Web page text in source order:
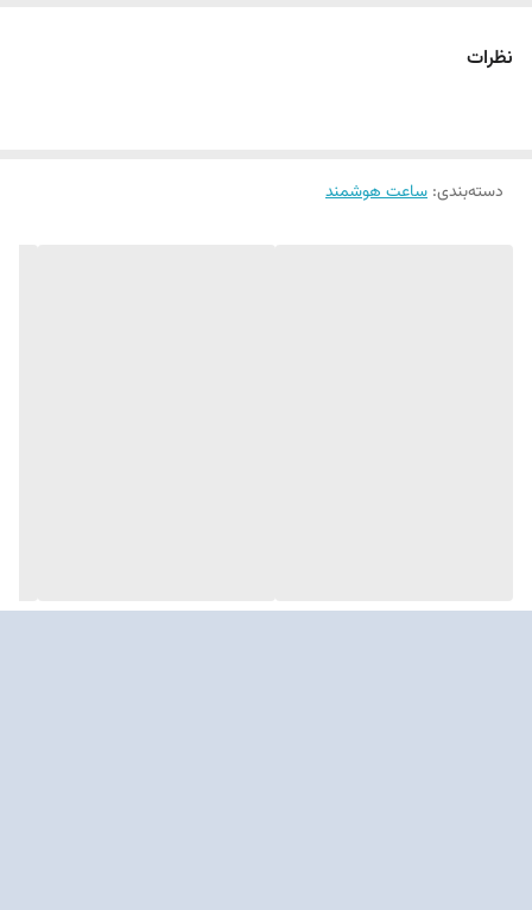
باعث می‌شود تا در حین حرکت یا کار، آزادی عمل کامل داشته باشید.
نظرات
دسته‌بندی: ساعت هوشمند